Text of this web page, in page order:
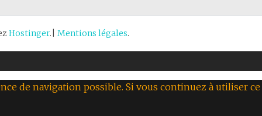
Hostinger.| Mentions légales.
de navigation possible. Si vous continuez à utiliser ce